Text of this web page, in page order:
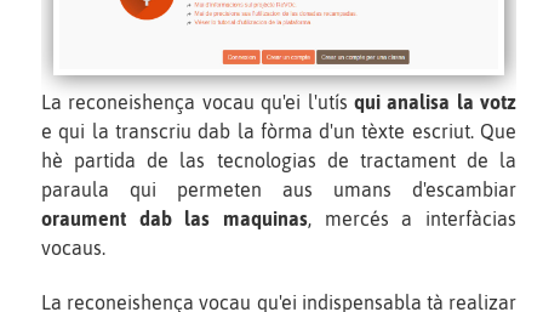
La reconeishença vocau qu'ei l'utís qui analisa la votz
e qui la transcriu dab la fòrma d'un tèxte escriut. Que
hè partida de las tecnologias de tractament de la
paraula qui permeten aus umans d'escambiar
oraument dab las maquinas, mercés a interfàcias
vocaus.
La reconeishença vocau qu'ei indispensabla tà realizar